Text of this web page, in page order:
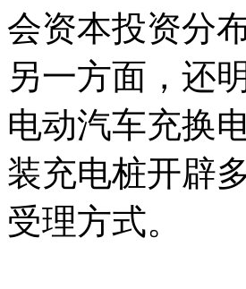
会资本投资分
另一方面，还
电动汽车充换
装充电桩开辟
受理方式。